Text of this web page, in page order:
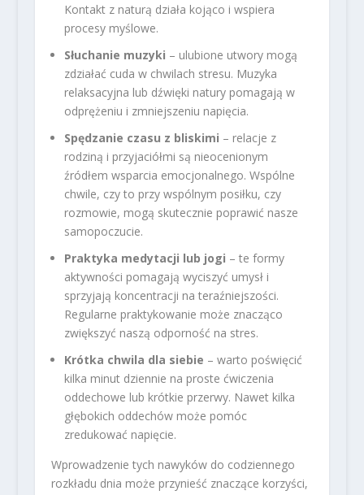
Kontakt z naturą działa kojąco i wspiera
procesy myślowe.
Słuchanie muzyki – ulubione utwory mogą
zdziałać cuda w chwilach stresu. Muzyka
relaksacyjna lub dźwięki natury pomagają w
odprężeniu i zmniejszeniu napięcia.
Spędzanie czasu z bliskimi – relacje z
rodziną i przyjaciółmi są nieocenionym
źródłem wsparcia emocjonalnego. Wspólne
chwile, czy to przy wspólnym posiłku, czy
rozmowie, mogą skutecznie poprawić nasze
samopoczucie.
Praktyka medytacji lub jogi – te formy
aktywności pomagają wyciszyć umysł i
sprzyjają koncentracji na teraźniejszości.
Regularne praktykowanie może znacząco
zwiększyć naszą odporność na stres.
Krótka chwila dla siebie – warto poświęcić
kilka minut dziennie na proste ćwiczenia
oddechowe lub krótkie przerwy. Nawet kilka
głębokich oddechów może pomóc
zredukować napięcie.
Wprowadzenie tych nawyków do codziennego
rozkładu dnia może przynieść znaczące korzyści,